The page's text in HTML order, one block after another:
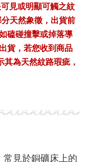
見或明顯可觸之紋
天然象徵，出貨前
磕碰撞擊或掉落導
貨，若您收到商品
為天然紋路瑕疵，
見於銅礦床上的